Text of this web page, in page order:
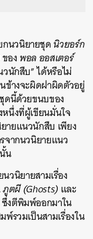
กนวนิยายชุดนิวยอร์ก
ของพอล ออสเตอร์
นักสืบ” ได้หรือไม่
ข้างจะผิดฝาผิดตัวอยู่
ดนี้ด้วยขนบของ
นึ่งที่ผู้เขียนมั่นใจ
ายแนวนักสืบ เพียง
จากนวนิยายแนว
น
วนิยายสามเรื่อง
ภูตผี (Ghosts) และ
ซึ่งตีพิมพ์ออกมาใน
พ์รวมเป็นสามเรื่องใน